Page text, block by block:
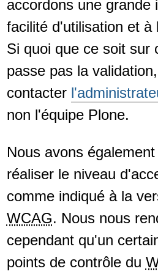
Vous êtes ici :
Accessibilité
Taille du texte :
Grand
Normal
Petit